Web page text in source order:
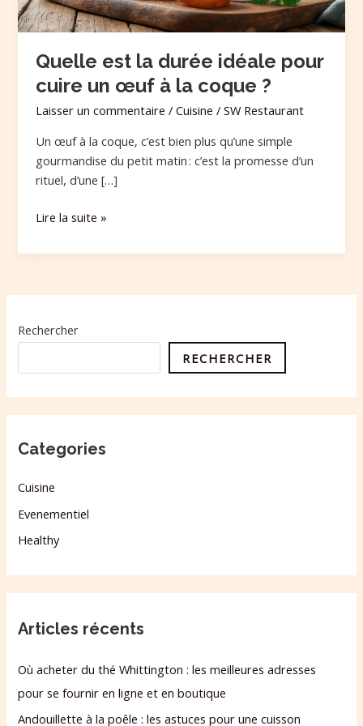
Quelle est la durée idéale pour
cuire un œuf à la coque ?
Laisser un commentaire /Cuisine /SW Restaurant
Un œuf à la coque, c’est bien plus qu’une simple
gourmandise du petit matin : c’est la promesse d’un
rituel, d’une […]
œuf
à
coque
?
Lire la suite »
Rechercher
RECHERCHER
Categories
Cuisine
Evenementiel
Healthy
Articles récents
Où acheter du thé Whittington : les meilleures adresses
pour se fournir en ligne et en boutique
Andouillette à la poêle : les astuces pour une cuisson